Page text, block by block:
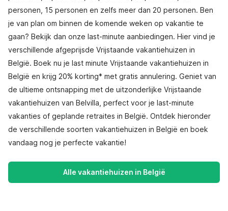
personen, 15 personen en zelfs meer dan 20 personen. Ben
je van plan om binnen de komende weken op vakantie te
gaan? Bekijk dan onze last-minute aanbiedingen. Hier vind je
verschillende afgeprijsde Vrijstaande vakantiehuizen in
België. Boek nu je last minute Vrijstaande vakantiehuizen in
België en krijg 20% korting* met gratis annulering. Geniet van
de ultieme ontsnapping met de uitzonderlijke Vrijstaande
vakantiehuizen van Belvilla, perfect voor je last-minute
vakanties of geplande retraites in België. Ontdek hieronder
de verschillende soorten vakantiehuizen in België en boek
vandaag nog je perfecte vakantie!
Alle vakantiehuizen in België